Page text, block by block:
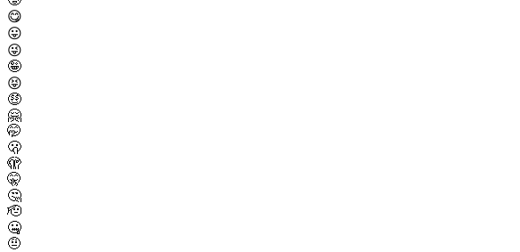
😋
😛
😜
🤪
😝
🤑
🤗
🤭
🫢
🫣
🤫
🤔
🫡
🤐
🤨